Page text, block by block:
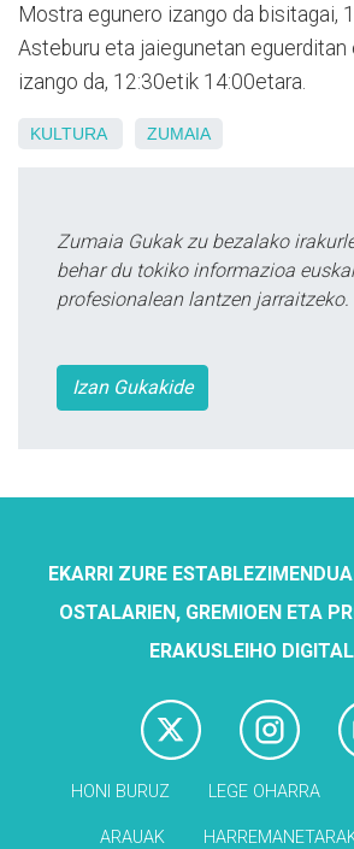
Mostra egunero izango da bisitagai,
Asteburu eta jaiegunetan eguerditan
izango da, 12:30etik 14:00etara.
KULTURA ZUMAIA
Zumaia Gukak zu bezalako
behar du tokiko informazioa
profesionalean lantzen jarraitzeko.
Izan Gukakide
EKARRI ZURE
OSTALARIEN, GREMIOEN ETA
ERAKUSLEIHO
HONI BURUZ LEGE OHARRA
ARAUAK